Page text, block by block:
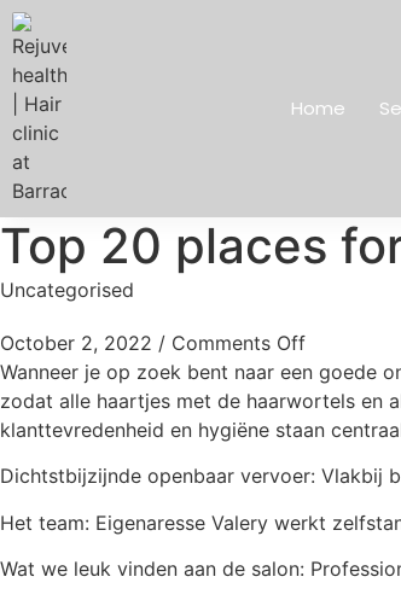
Home
Top 20 places
Uncategorised
October 2, 2022 / Comments Off
Wanneer je op zoek bent naar een goede
zodat alle haartjes met de haarwortels en
klanttevredenheid en hygiëne staan
Dichtstbijzijnde openbaar vervoer: Vlakbij
Het team: Eigenaresse Valery werkt
Wat we leuk vinden aan de salon: